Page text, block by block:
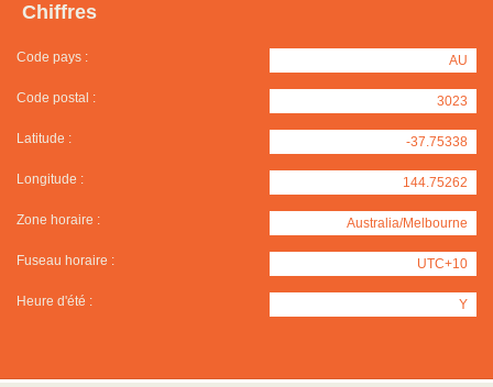
Chiffres
Code pays : AU
Code postal : 3023
Latitude : -37.75338
Longitude : 144.75262
Zone horaire : Australia/Melbourne
Fuseau horaire : UTC+10
Heure d'été : Y